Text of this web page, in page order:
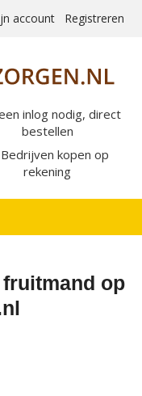
account Registreren
inlog nodig, direct
bestellen
Bedrijven kopen op
rekening
op